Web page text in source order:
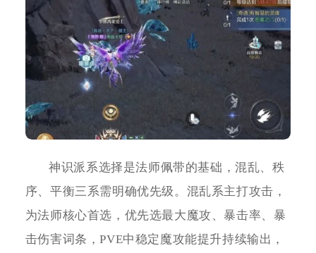
神识派系选择是法师佩带的基础，混乱、秩
序、平衡三系需明确优先级。混乱系主打攻击，
为法师核心首选，优先选最大魔攻、暴击率、暴
击伤害词条，PVE中稳定魔攻能提升持续输出，